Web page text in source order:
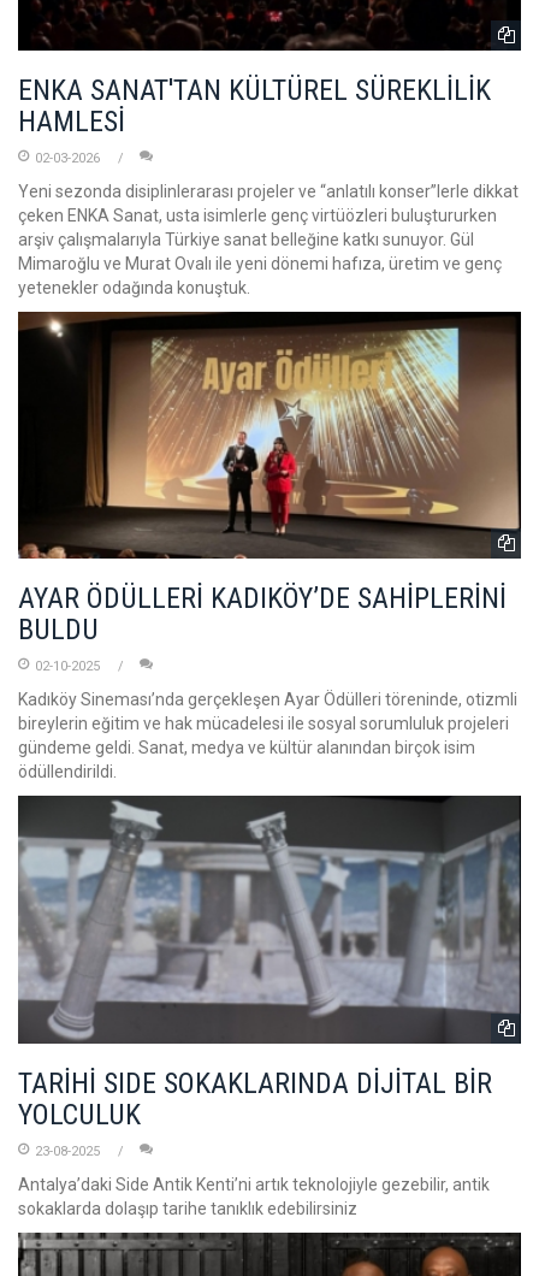
ENKA SANAT'TAN KÜLTÜREL SÜREKLİLİK
HAMLESİ
02-03-2026
Yeni sezonda disiplinlerarası projeler ve “anlatılı konser”lerle dikkat
çeken ENKA Sanat, usta isimlerle genç virtüözleri buluştururken
arşiv çalışmalarıyla Türkiye sanat belleğine katkı sunuyor. Gül
Mimaroğlu ve Murat Ovalı ile yeni dönemi hafıza, üretim ve genç
yetenekler odağında konuştuk.
AYAR ÖDÜLLERİ KADIKÖY’DE SAHİPLERİNİ
BULDU
02-10-2025
Kadıköy Sineması’nda gerçekleşen Ayar Ödülleri töreninde, otizmli
bireylerin eğitim ve hak mücadelesi ile sosyal sorumluluk projeleri
gündeme geldi. Sanat, medya ve kültür alanından birçok isim
ödüllendirildi.
TARİHİ SIDE SOKAKLARINDA DİJİTAL BİR
YOLCULUK
23-08-2025
Antalya’daki Side Antik Kenti’ni artık teknolojiyle gezebilir, antik
sokaklarda dolaşıp tarihe tanıklık edebilirsiniz